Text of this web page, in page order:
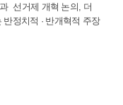
정치적 · 반개혁적 주장